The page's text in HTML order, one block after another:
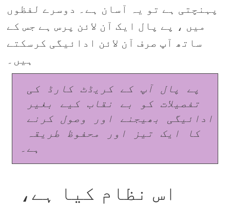
پہنچتی ہے تو یہ آسان ہے۔ دوسرے لفظوں
میں ، پے پال ایک آن لائن پرس ہے جس کے
ساتھ آپ صرف آن لائن ادائیگی کرسکتے
ہیں۔
ہے۔
اس نظام کیا ہے،